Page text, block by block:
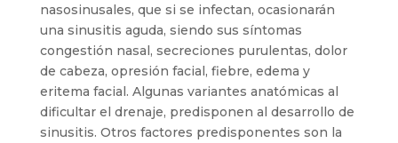
nasosinusales, que si se infectan, ocasionarán
una sinusitis aguda, siendo sus síntomas
congestión nasal, secreciones purulentas, dolor
de cabeza, opresión facial, fiebre, edema y
eritema facial. Algunas variantes anatómicas al
dificultar el drenaje, predisponen al desarrollo de
sinusitis. Otros factores predisponentes son la